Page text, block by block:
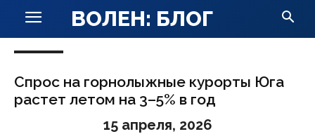
ВОЛЕН: БЛОГ
Спрос на горнолыжные курорты Юга
растет летом на 3–5% в год
15 апреля, 2026